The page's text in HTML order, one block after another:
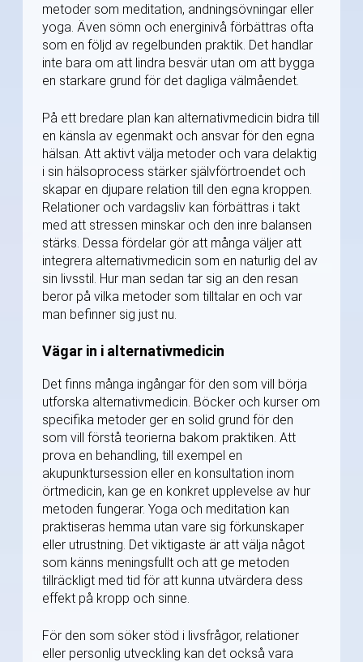
metoder som meditation, andningsövningar eller
yoga. Även sömn och energinivå förbättras ofta
som en följd av regelbunden praktik. Det handlar
inte bara om att lindra besvär utan om att bygga
en starkare grund för det dagliga välmåendet.
På ett bredare plan kan alternativmedicin bidra till
en känsla av egenmakt och ansvar för den egna
hälsan. Att aktivt välja metoder och vara delaktig
i sin hälsoprocess stärker självförtroendet och
skapar en djupare relation till den egna kroppen.
Relationer och vardagsliv kan förbättras i takt
med att stressen minskar och den inre balansen
stärks. Dessa fördelar gör att många väljer att
integrera alternativmedicin som en naturlig del av
sin livsstil. Hur man sedan tar sig an den resan
beror på vilka metoder som tilltalar en och var
man befinner sig just nu.
Vägar in i alternativmedicin
Det finns många ingångar för den som vill börja
utforska alternativmedicin. Böcker och kurser om
specifika metoder ger en solid grund för den
som vill förstå teorierna bakom praktiken. Att
prova en behandling, till exempel en
akupunktursession eller en konsultation inom
örtmedicin, kan ge en konkret upplevelse av hur
metoden fungerar. Yoga och meditation kan
praktiseras hemma utan vare sig förkunskaper
eller utrustning. Det viktigaste är att välja något
som känns meningsfullt och att ge metoden
tillräckligt med tid för att kunna utvärdera dess
effekt på kropp och sinne.
För den som söker stöd i livsfrågor, relationer
eller personlig utveckling kan det också vara